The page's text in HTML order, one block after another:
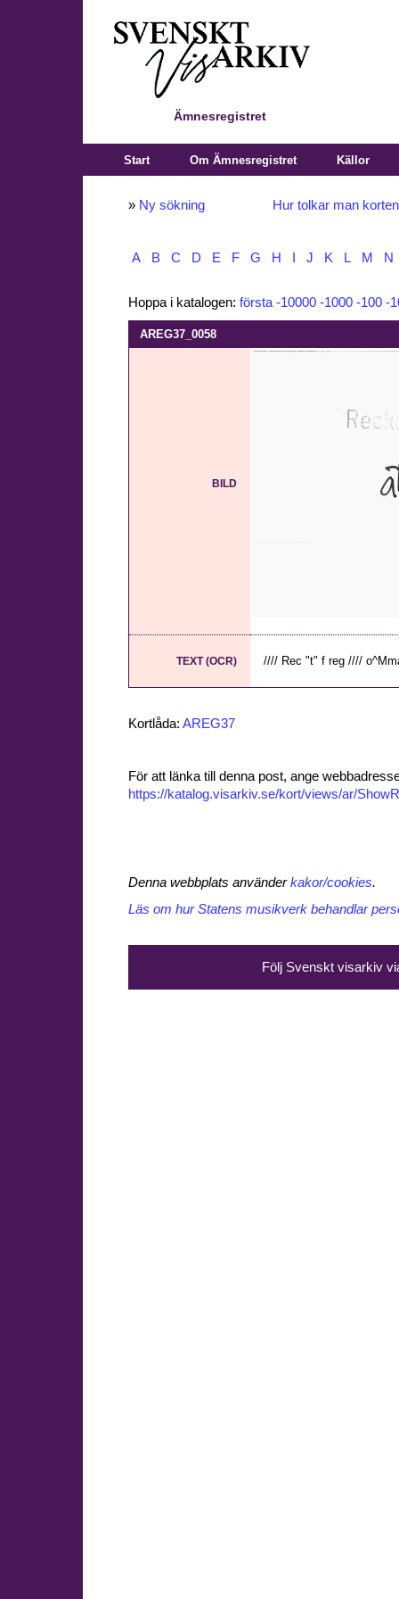
Ämnesregistret
Start Om Ämnesregistret Källor
» Ny sökning Hur tolkar man
A B C D E F G H J K L M N
Hoppa i katalogen: första -10000 -1000 -100 -
AREG37_0058
BILD
TEXT (OCR) //// Rec "t" f reg ////
Kortlåda: AREG37
För att länka till denna post, ange
https://katalog.visarkiv.se/kort/views/ar/
Denna webbplats använderkakor/cookies.
Läs om hur Statens musikverk behandlar
Följ Svenskt visarkiv